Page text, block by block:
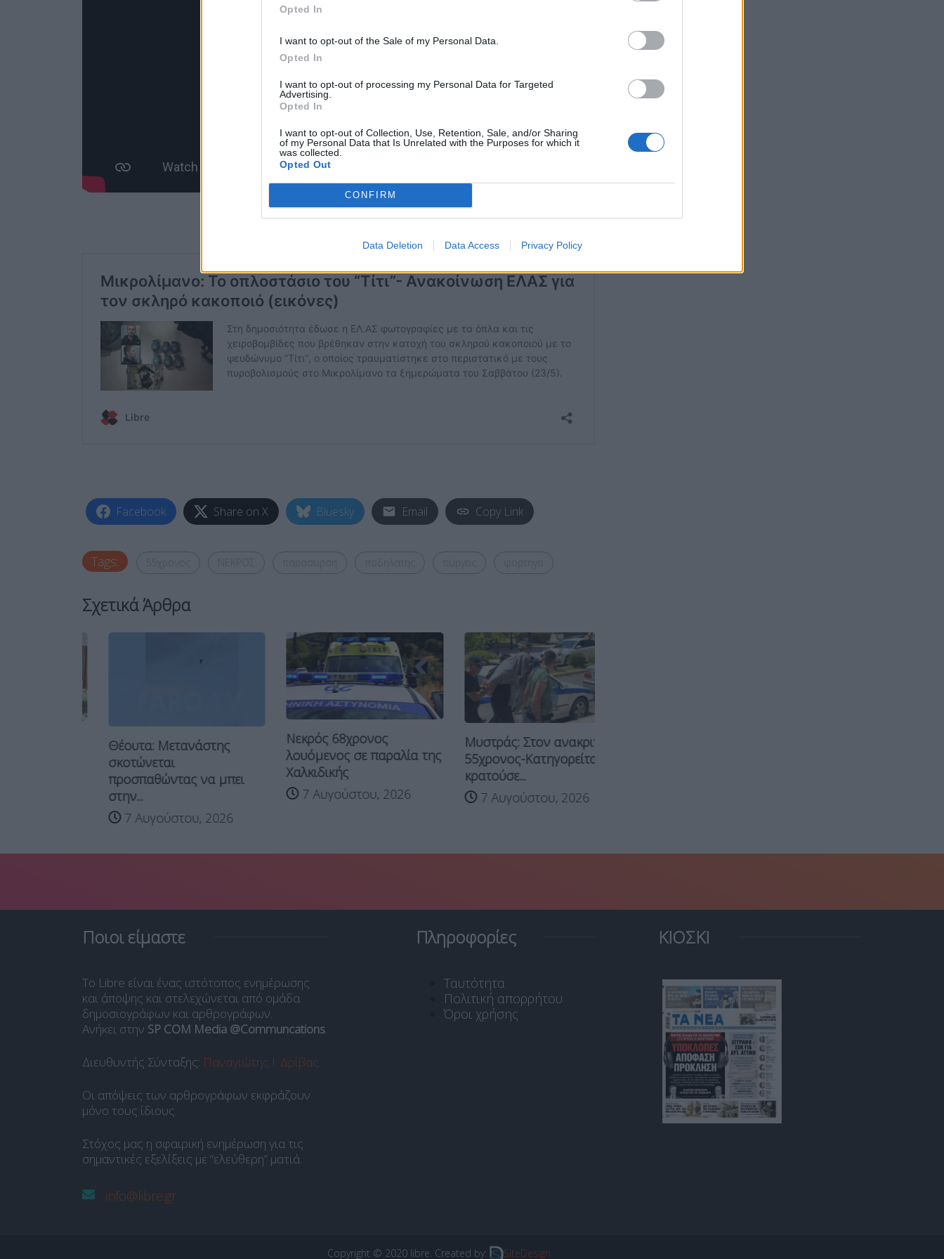
Opted In
I want to opt-out of the Sale of my Personal Data.
Opted In
I want to opt-out of processing my Personal Data for Targeted
Advertising.
Opted In
I want to opt-out of Collection, Use, Retention, Sale, and/or Sharing
of my Personal Data that Is Unrelated with the Purposes for which it
was collected.
Opted Out
CONFIRM
Data Deletion Data Access Privacy Policy
Facebook Share on X Bluesky Email Copy Link
Tags:
Σχετικά Άρθρα
Θέουτα: Μετανάστης
σκοτώνεται
προσπαθώντας να μπει
στην...
7 Αυγούστου, 2026
Νεκρός 68χρονος
λουόμενος σε παραλία της
Χαλκιδικής
7 Αυγούστου, 2026
Μυστράς: Στον ανακριτή ο
55χρονος-Κατηγορείται ότι
κρατούσε...
7 Αυγούστου, 2026
Ποιοι είμαστε
Το Libre είναι ένας ιστότοπος ενημέρωσης
και άποψης και στελεχώνεται από ομάδα
δημοσιογράφων και αρθρογράφων.
Ανήκει στην SP COM Media @Communcations.
Διευθυντής Σύνταξης: Παναγιώτης Ι. Δρίβας.
Οι απόψεις των αρθρογράφων εκφράζουν
μόνο τους ίδιους.
Στόχος μας η σφαιρική ενημέρωση για τις
σημαντικές εξελίξεις με “ελεύθερη” ματιά.
info@libre.gr
Πληροφορίες
Ταυτότητα
Πολιτική απορρήτου
Όροι χρήσης
ΚΙΟΣΚΙ
Copyright © 2020 libre. Created by: SiteDesign